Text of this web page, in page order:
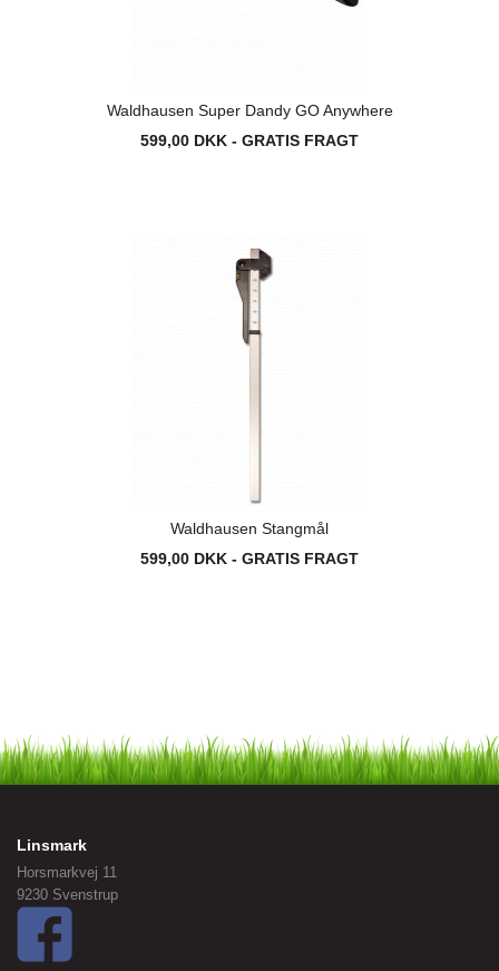
Waldhausen Super Dandy GO Anywhere
599,00 DKK - GRATIS FRAGT
Waldhausen Stangmål
599,00 DKK - GRATIS FRAGT
Linsmark
Horsmarkvej 11
9230 Svenstrup